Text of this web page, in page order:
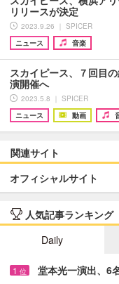
リリースが決定
2023.9.26 ｜ SPICER
ニュース
音楽
スカイピース、７回目
演開催へ
2023.5.8 ｜ SPICER
ニュース
動画
関連サイト
オフィシャルサイト
人気記事ランキング
Daily
1 位 堂本光一演出、6